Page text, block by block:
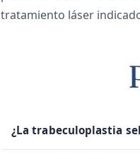
tratamiento láser
¿La trabeculoplastia